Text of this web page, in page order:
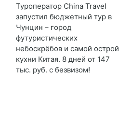
Туроператор China Travel
запустил бюджетный тур в
Чунцин – город
футуристических
небоскрёбов и самой острой
кухни Китая. 8 дней от 147
тыс. руб. с безвизом!